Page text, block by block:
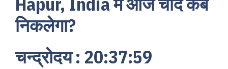
निकलेगा?
चन्द्रोदय : 20:37:59